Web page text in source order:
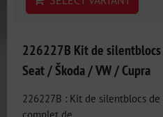
226227B Kit de
Seat / Škoda / VW / Cupra
226227B : Kit de silentblocs
complet de...